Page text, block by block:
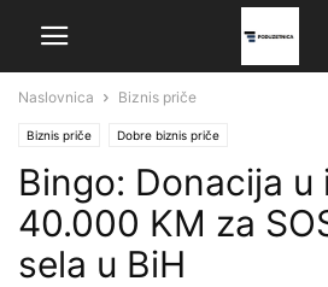
Naslovnica Biznis priče
Biznis priče Dobre biznis priče
Bingo: Donacija u
40.000 KM za
sela u BiH